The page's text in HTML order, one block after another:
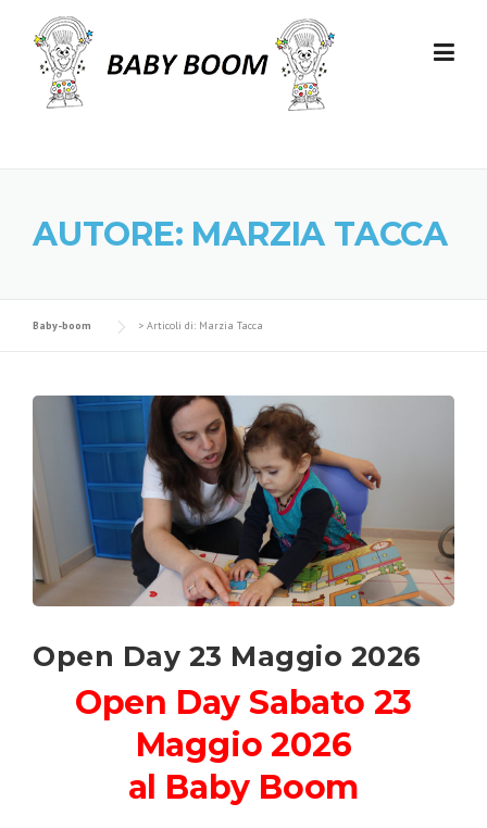
Skip to content
AUTORE: MARZIA TACCA
Baby-boom > Articoli di: Marzia Tacca
Open Day 23 Maggio 2026
Open Day Sabato 23
Maggio 2026
al Baby Boom